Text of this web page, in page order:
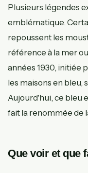
Plusieurs légendes
emblématique.
repoussent les
référence à la mer
années 1930, initiée
les maisons en bleu,
Aujourd'hui, ce bleu
fait la renommée de
Que voir et que